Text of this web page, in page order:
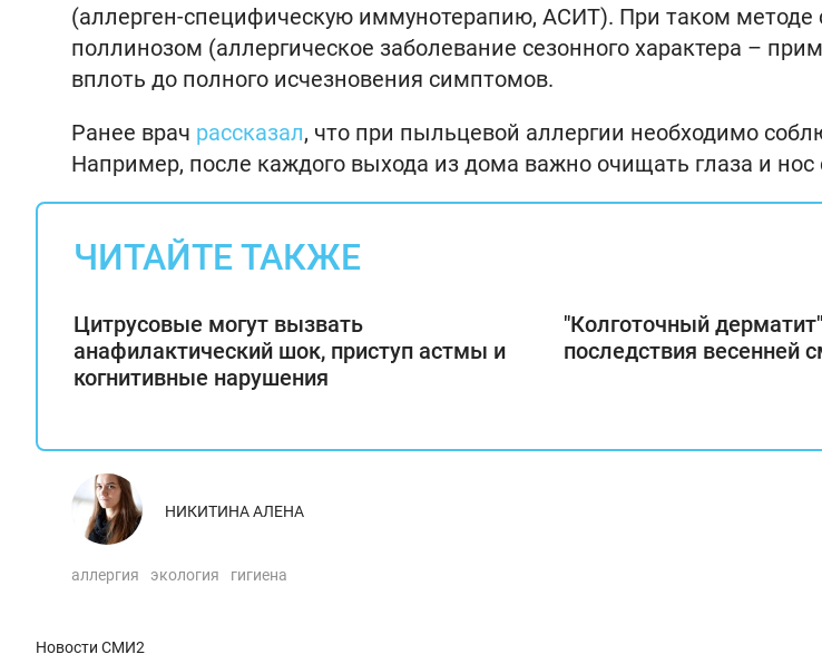
(аллерген-специфическую иммунотерапию, АСИТ). При таком методе
поллинозом (аллергическое заболевание сезонного характера –
вплоть до полного исчезновения симптомов.
Ранее врач рассказал, что при пыльцевой аллергии необходимо
Например, после каждого выхода из дома важно очищать глаза и
ЧИТАЙТЕ ТАКЖЕ
Цитрусовые могут вызвать
анафилактический шок, приступ астмы и
когнитивные нарушения
"Колготочный
последствия весенней
НИКИТИНА АЛЕНА
аллергия экология гигиена
Новости СМИ2